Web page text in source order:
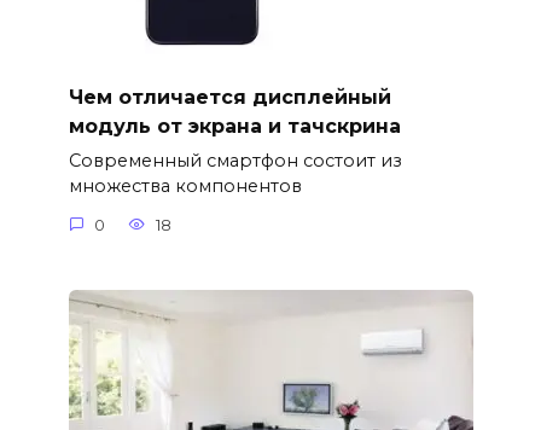
Чем отличается дисплейный
модуль от экрана и тачскрина
Современный смартфон состоит из
множества компонентов
0 18